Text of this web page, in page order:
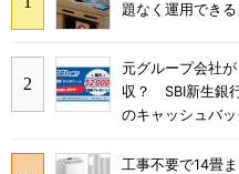
題なく運用でき
元グループ会社
収？ SBI新生銀
のキャッシュバ
工事不要で14畳